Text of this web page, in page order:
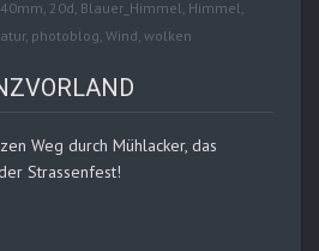
, 20d, Blauer_Himmel, Himmel,
, photoblog, Wind, wolken
Weg durch Mühlacker, das
Strassenfest!